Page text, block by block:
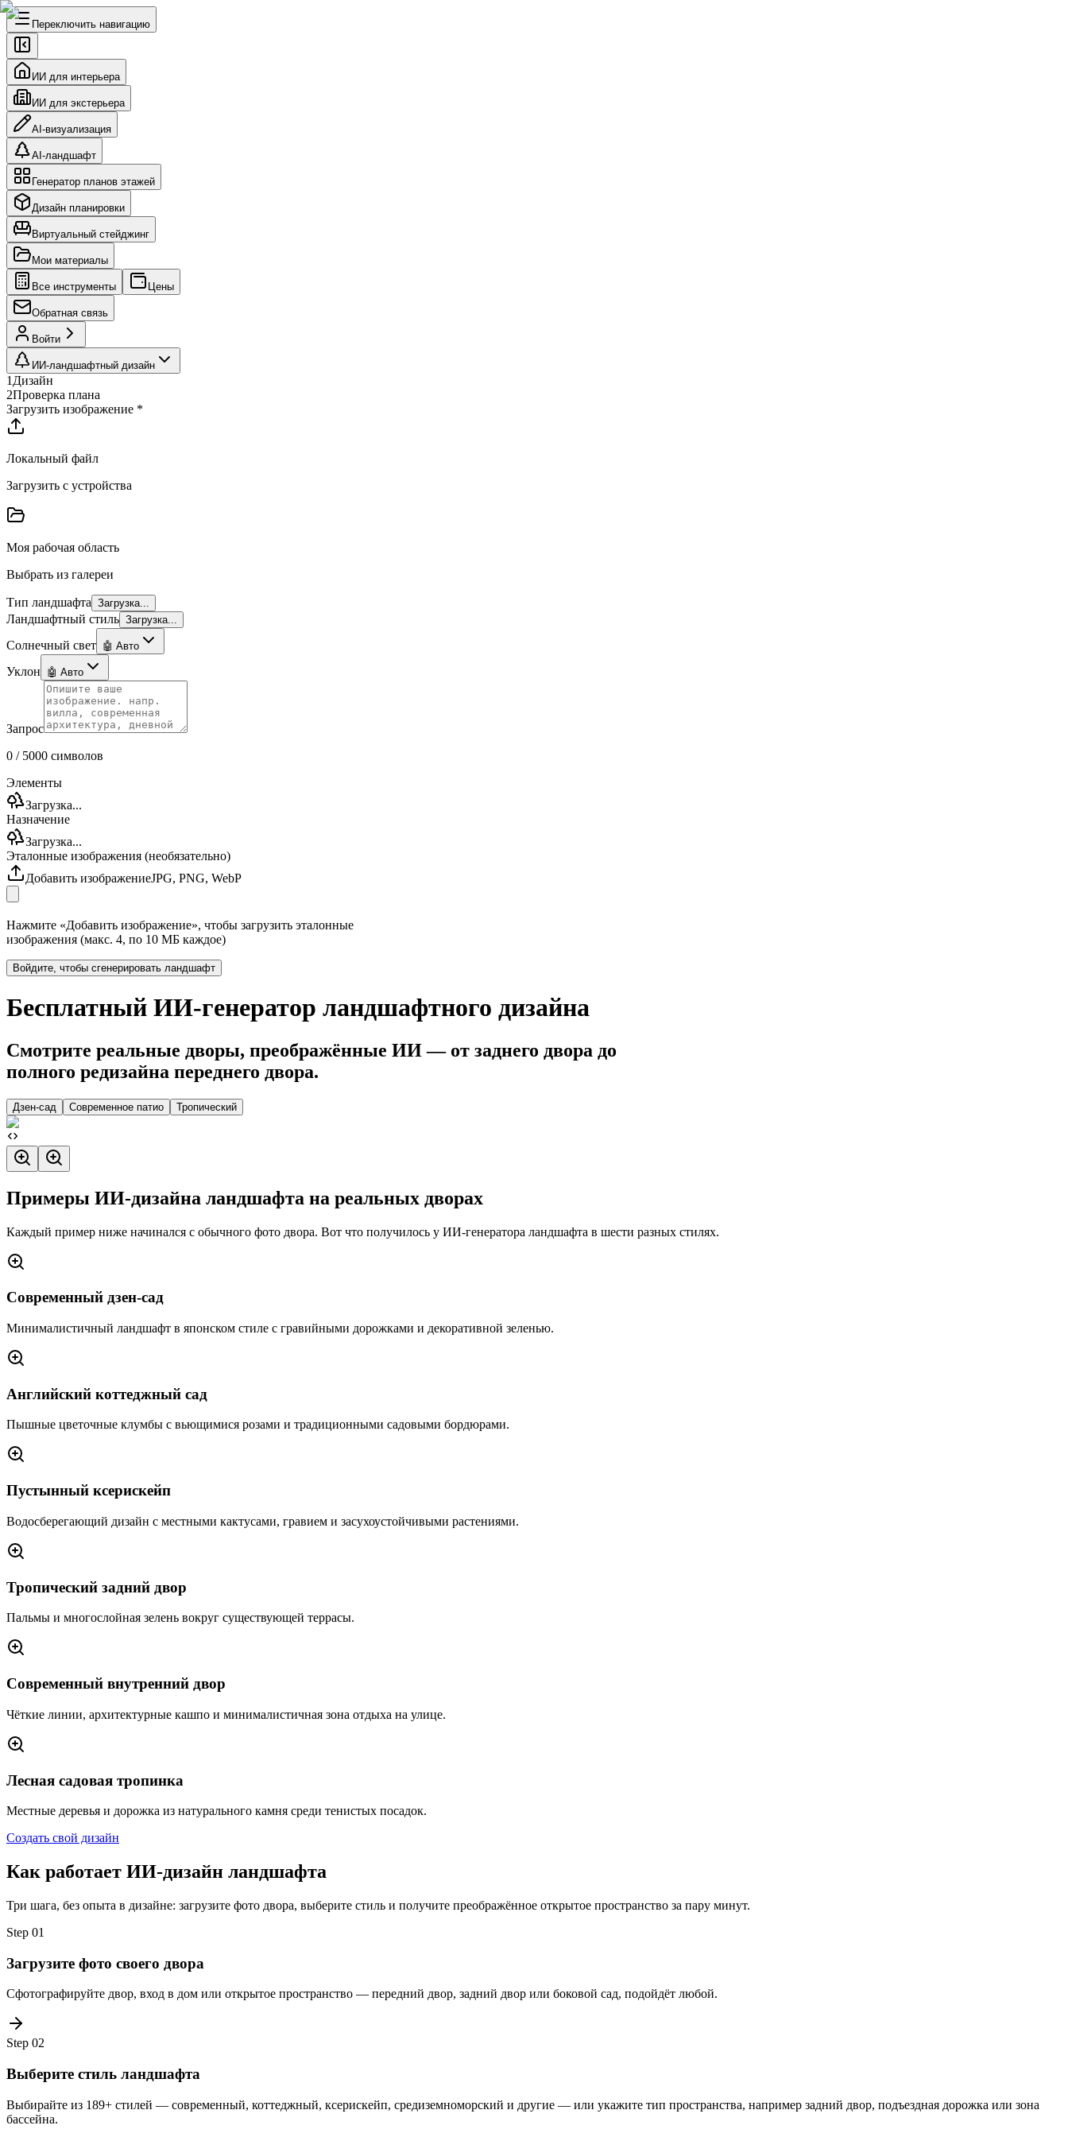
Переключить навигацию
ИИ для интерьера
ИИ для экстерьера
AI-визуализация
AI-ландшафт
Генератор планов этажей
Дизайн планировки
Виртуальный стейджинг
Мои материалы
Все инструменты Цены
Обратная связь
Войти
ИИ-ландшафтный дизайн
1 Дизайн
2Проверка плана
Загрузить изображение *
Локальный файл
Загрузить с устройства
Моя рабочая область
Выбрать из галереи
Тип ландшафта Загрузка...
Ландшафтный стиль Загрузка...
Солнечный свет 🤖 Авто
Уклон 🤖 Авто
Запрос
0 / 5000 символов
Элементы
Загрузка...
Назначение
Загрузка...
Эталонные изображения (необязательно)
Добавить изображениеJPG, PNG, WebP
Нажмите «Добавить изображение», чтобы загрузить эталонные
изображения (макс. 4, по 10 МБ каждое)
Войдите, чтобы сгенерировать ландшафт
Бесплатный ИИ-генератор ландшафтного дизайна
Смотрите реальные дворы, преображённые ИИ — от заднего двора до
полного редизайна переднего двора.
Дзен-сад Современное патио Тропический
Примеры ИИ-дизайна ландшафта на реальных дворах
Каждый пример ниже начинался с обычного фото двора. Вот что получилось у ИИ-генератора ландшафта в шести разных стилях.
Современный дзен-сад
Минималистичный ландшафт в японском стиле с гравийными дорожками и декоративной зеленью.
Английский коттеджный сад
Пышные цветочные клумбы с вьющимися розами и традиционными садовыми бордюрами.
Пустынный ксерискейп
Водосберегающий дизайн с местными кактусами, гравием и засухоустойчивыми растениями.
Тропический задний двор
Пальмы и многослойная зелень вокруг существующей террасы.
Современный внутренний двор
Чёткие линии, архитектурные кашпо и минималистичная зона отдыха на улице.
Лесная садовая тропинка
Местные деревья и дорожка из натурального камня среди тенистых посадок.
Создать свой дизайн
Как работает ИИ-дизайн ландшафта
Три шага, без опыта в дизайне: загрузите фото двора, выберите стиль и получите преображённое открытое пространство за пару минут.
Step 01
Загрузите фото своего двора
Сфотографируйте двор, вход в дом или открытое пространство — передний двор, задний двор или боковой сад, подойдёт любой.
Step 02
Выберите стиль ландшафта
Выбирайте из 189+ стилей — современный, коттеджный, ксерискейп, средиземноморский и другие — или укажите тип пространства, например задний двор, подъездная дорожка или зона
бассейна.